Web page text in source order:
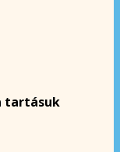
tartásuk